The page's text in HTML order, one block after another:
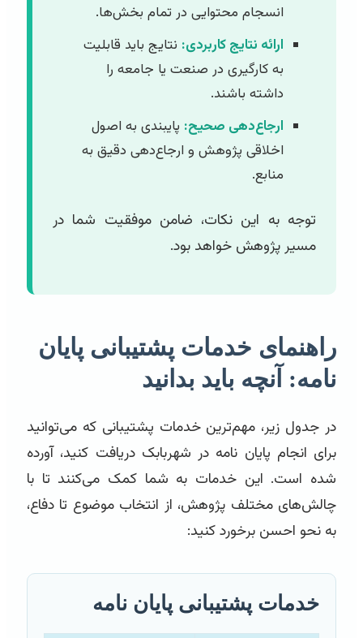
انسجام محتوایی در تمام بخش‌ها.
ارائه نتایج کاربردی:نتایج باید قابلیت
به کارگیری در صنعت یا جامعه را
داشته باشند.
ارجاع‌دهی صحیح:پایبندی به اصول
اخلاقی پژوهش و ارجاع‌دهی دقیق به
منابع.
توجه به این نکات، ضامن موفقیت شما در
مسیر پژوهش خواهد بود.
راهنمای خدمات پشتیبانی پایان
نامه: آنچه باید بدانید
در جدول زیر، مهم‌ترین خدمات پشتیبانی که می‌توانید
برای انجام پایان نامه در شهربابک دریافت کنید، آورده
شده است. این خدمات به شما کمک می‌کنند تا با
چالش‌های مختلف پژوهش، از انتخاب موضوع تا دفاع،
به نحو احسن برخورد کنید:
خدمات پشتیبانی پایان نامه